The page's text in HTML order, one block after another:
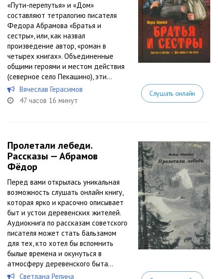
«Пути-перепутья» и «Дом»
составляют тетралогию писателя
Федора Абрамова «Братья и
сестры», или, как назвал
произведение автор, «роман в
четырех книгах». Объединенные
общими героями и местом действия
(северное село Пекашино), эти...
Вячеслав Герасимов
47 часов 16 минут
Слушать онлайн
Пролетали лебеди.
Рассказы — Абрамов
Фёдор
Перед вами открылась уникальная
возможность слушать онлайн книгу,
которая ярко и красочно описывает
быт и устои деревенских жителей.
Аудиокнига по рассказам советского
писателя может стать бальзамом
для тех, кто хотел бы вспомнить
былые времена и окунуться в
атмосферу деревенского быта...
Светлана Репина